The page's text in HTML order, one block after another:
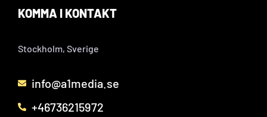
KOMMA I KONTAKT
Stockholm, Sverige
info@a1media.se
+46736215972